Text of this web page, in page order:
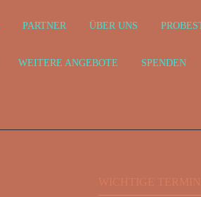
PARTNER ÜBER UNS
WEITERE ANGEBOTE SPENDEN
WICHTIGE